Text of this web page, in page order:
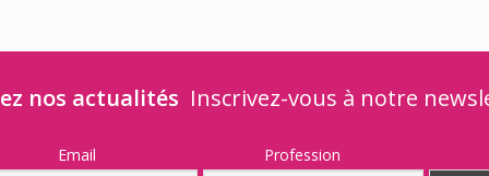
nos actualités Inscrivez-vous à notre
Email Profession